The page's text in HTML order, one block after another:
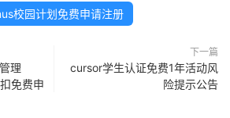
校园计划免费申请注册
理
免费申
下一篇
cursor学生认证免费1年活动风
险提示公告